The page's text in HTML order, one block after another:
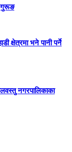
गुरूङ
क्षेत्रमा भने पानी पर्ने
नगरपालिकाका